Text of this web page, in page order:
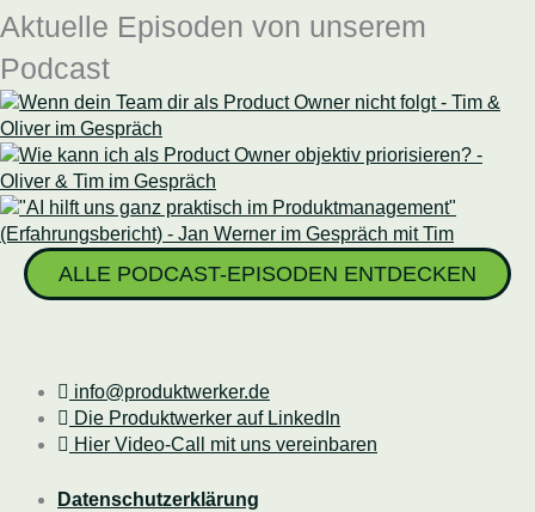
Aktuelle Episoden von unserem
Podcast
ALLE PODCAST-EPISODEN ENTDECKEN
info@produktwerker.de
Die Produktwerker auf LinkedIn
Hier Video-Call mit uns vereinbaren
Datenschutzerklärung